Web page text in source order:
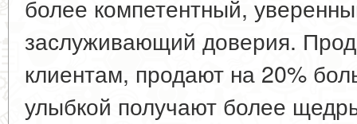
более компетентный,
заслуживающий доверия.
клиентам, продают на 20%
улыбкой получают более